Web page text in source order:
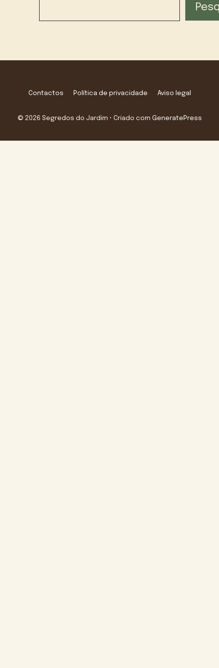
Contactos Política de privacidade Aviso legal
© 2026 Segredos do Jardim • Criado com GeneratePress